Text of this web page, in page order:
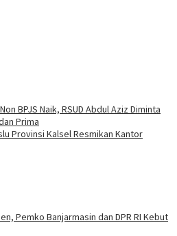
BPJS Naik, RSUD Abdul Aziz Diminta
Prima
Provinsi Kalsel Resmikan Kantor
Pemko Banjarmasin dan DPR RI Kebut